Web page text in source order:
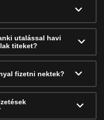
utalással havi
titeket?
fizetni nektek?